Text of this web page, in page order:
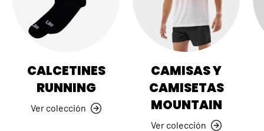
CALCETINES
RUNNING
Ver colección
CAMISAS Y
CAMISETAS
MOUNTAIN
Ver colección